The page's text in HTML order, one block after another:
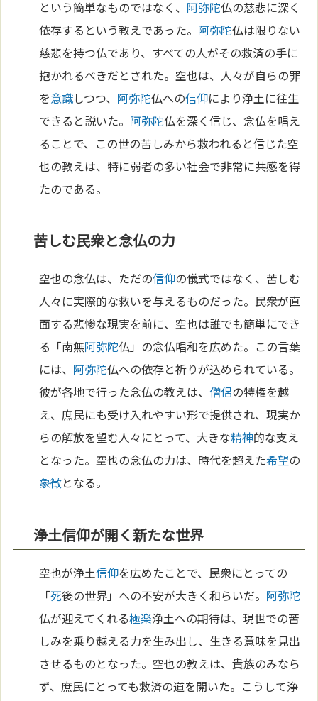
という簡単なものではなく、 阿弥陀仏の慈悲に深く
依存するという教えであった。 阿弥陀仏は限りない
慈悲を持つ仏であり、すべての人がその救済の手に
抱かれるべきだとされた。空也は、人々が自らの罪
を意識しつつ、 阿弥陀仏への信仰により浄土に往生
できると説いた。 阿弥陀仏を深く信じ、念仏を唱え
ることで、この世の苦しみから救われると信じた空
也の教えは、特に弱者の多い社会で非常に共感を得
たのである。
苦しむ民衆と念仏の力
空也の念仏は、ただの信仰の儀式ではなく、苦しむ
人々に実際的な救いを与えるものだった。民衆が直
面する悲惨な現実を前に、空也は誰でも簡単にでき
る「南無阿弥陀仏」の念仏唱和を広めた。この言葉
には、 阿弥陀仏への依存と祈りが込められている。
彼が各地で行った念仏の教えは、僧侶の特権を越
え、庶民にも受け入れやすい形で提供され、現実か
らの解放を望む人々にとって、大きな精神的な支え
となった。空也の念仏の力は、時代を超えた希望の
象徴となる。
浄土信仰が開く新たな世界
空也が浄土信仰を広めたことで、民衆にとっての
「死後の世界」への不安が大きく和らいだ。 阿弥陀
仏が迎えてくれる極楽浄土への期待は、現世での苦
しみを乗り越える力を生み出し、生きる意味を見出
させるものとなった。空也の教えは、貴族のみなら
ず、庶民にとっても救済の道を開いた。こうして浄